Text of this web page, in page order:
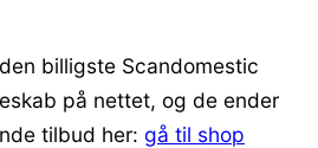
billigste Scandomestic
på nettet, og de ender
tilbud her: gå til shop